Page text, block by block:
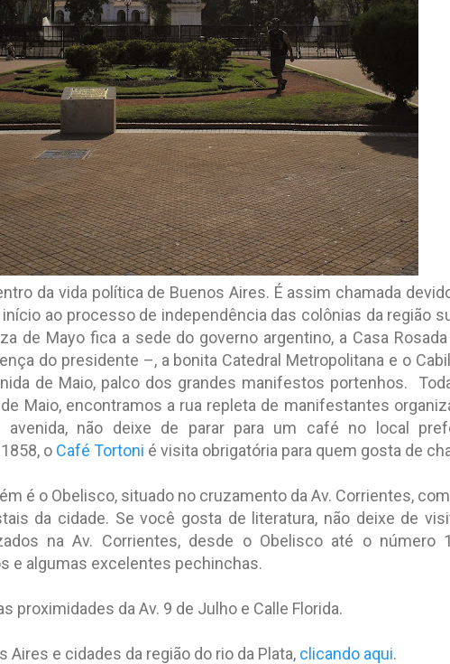
da vida política de Buenos Aires. É assim chamada
ao processo de independência das colônias da região
de Mayo fica a sede do governo argentino, a Casa
do presidente –, a bonita Catedral Metropolitana e o
de Maio, palco dos grandes manifestos portenhos.
Maio, encontramos a rua repleta de manifestantes
não deixe de parar para um café no local
o Café Tortoni é visita obrigatória para quem gosta de
é o Obelisco, situado no cruzamento da Av. Corrientes,
da cidade. Se você gosta de literatura, não deixe de
na Av. Corrientes, desde o Obelisco até o número
e algumas excelentes pechinchas.
proximidades da Av. 9 de Julho e Calle Florida.
Aires e cidades da região do rio da Plata, clicando aqui.